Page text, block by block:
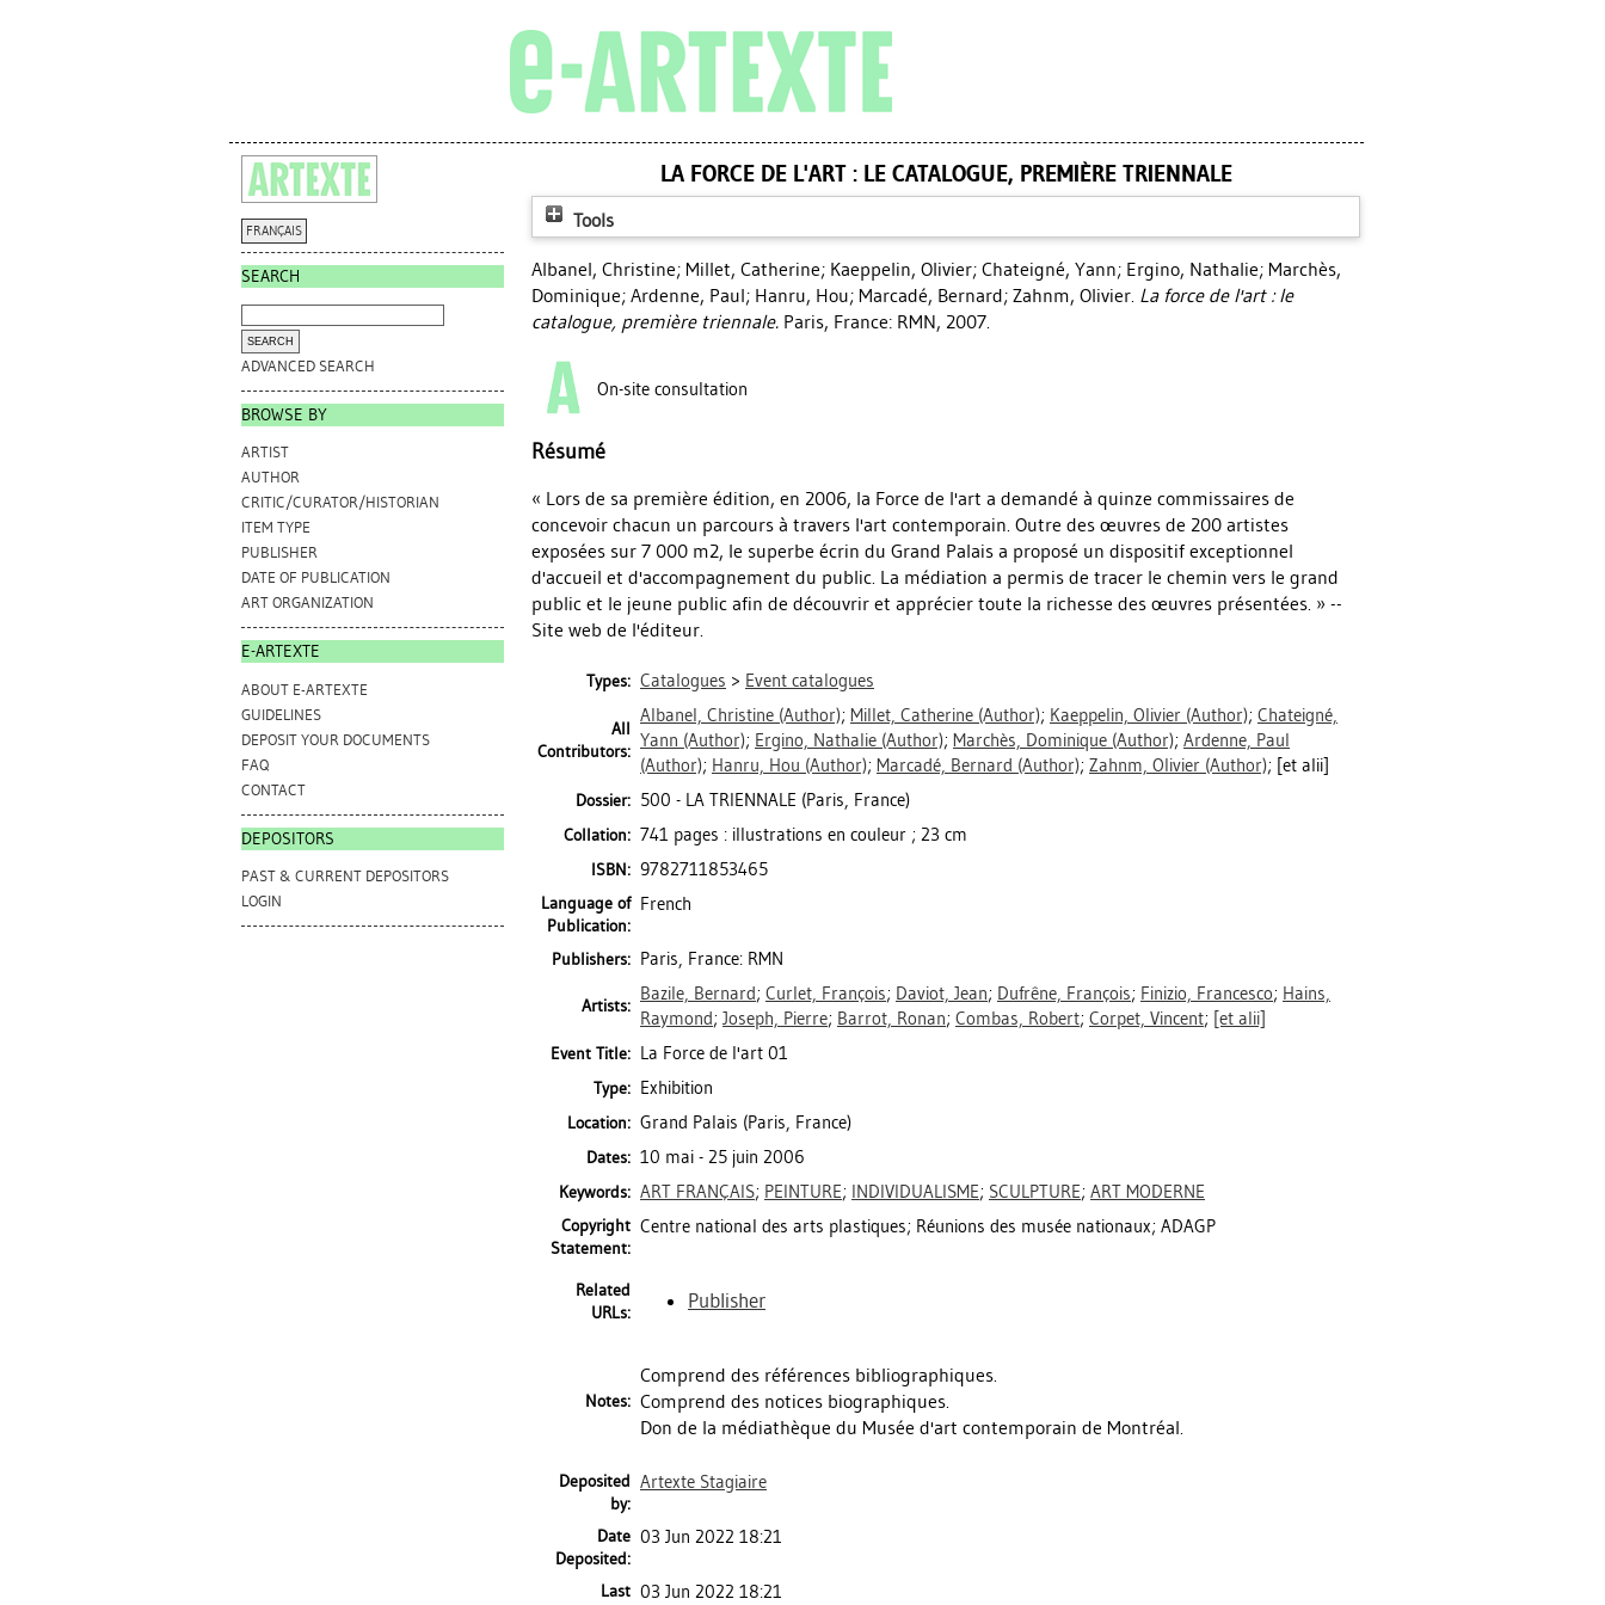
FRANÇAIS
SEARCH
ADVANCED SEARCH
BROWSE BY
ARTIST
AUTHOR
CRITIC/CURATOR/HISTORIAN
ITEM TYPE
PUBLISHER
DATE OF PUBLICATION
ART ORGANIZATION
E-ARTEXTE
ABOUT E-ARTEXTE
GUIDELINES
DEPOSIT YOUR DOCUMENTS
FAQ
CONTACT
DEPOSITORS
PAST & CURRENT DEPOSITORS
LOGIN
LA FORCE DE L'ART : LE CATALOGUE, PREMIÈRE TRIENNALE
Tools
Albanel, Christine; Millet, Catherine; Kaeppelin, Olivier; Chateigné, Yann; Ergino, Nathalie; Marchès,
Dominique; Ardenne, Paul; Hanru, Hou; Marcadé, Bernard; Zahnm, Olivier. La force de l'art : le
catalogue, première triennale. Paris, France: RMN, 2007.
On-site consultation
Résumé
« Lors de sa première édition, en 2006, la Force de l'art a demandé à quinze commissaires de
concevoir chacun un parcours à travers l'art contemporain. Outre des œuvres de 200 artistes
exposées sur 7 000 m2, le superbe écrin du Grand Palais a proposé un dispositif exceptionnel
d'accueil et d'accompagnement du public. La médiation a permis de tracer le chemin vers le grand
public et le jeune public afin de découvrir et apprécier toute la richesse des œuvres présentées. » --
Site web de l'éditeur.
Types: Catalogues > Event catalogues
All
Contributors:
Albanel, Christine (Author); Millet, Catherine (Author); Kaeppelin, Olivier (Author); Chateigné,
Yann (Author); Ergino, Nathalie (Author); Marchès, Dominique (Author); Ardenne, Paul
(Author); Hanru, Hou (Author); Marcadé, Bernard (Author); Zahnm, Olivier (Author); [et alii]
Dossier: 500 - LA TRIENNALE (Paris, France)
Collation: 741 pages : illustrations en couleur ; 23 cm
ISBN: 9782711853465
Language of
Publication:
French
Publishers: Paris, France: RMN
Artists:
Bazile, Bernard; Curlet, François; Daviot, Jean; Dufrêne, François; Finizio, Francesco; Hains,
Raymond; Joseph, Pierre; Barrot, Ronan; Combas, Robert; Corpet, Vincent; [et alii]
Event Title: La Force de l'art 01
Type: Exhibition
Location: Grand Palais (Paris, France)
Dates: 10 mai - 25 juin 2006
Keywords: ART FRANÇAIS; PEINTURE; INDIVIDUALISME; SCULPTURE; ART MODERNE
Copyright
Statement:
Centre national des arts plastiques; Réunions des musée nationaux; ADAGP
Related
URLs:
Publisher
Notes:
Comprend des références bibliographiques.
Comprend des notices biographiques.
Don de la médiathèque du Musée d'art contemporain de Montréal.
Deposited
by:
Artexte Stagiaire
Date
Deposited:
03 Jun 2022 18:21
Last 03 Jun 2022 18:21